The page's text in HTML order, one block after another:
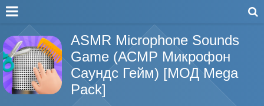
ASMR Microphone Sounds
Game (АСМР Микрофон
Саундс Гейм) [МОД Mega
Pack]